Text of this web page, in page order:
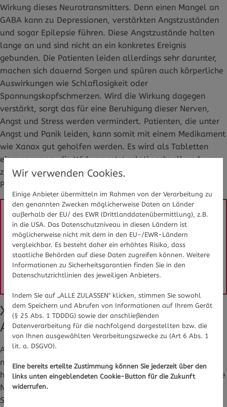
Wirkung dieses Neurotransmitters. Denn einen Mangel an
GABA kann zu Depressionen, verstärkten Angstzuständen
und sogar Epilepsie führen. Diese Angstzustände halten
lange an und sind nicht an ein konkretes Ereignis
gebunden. Die Patienten leiden allerdings sehr darunter,
machen sich dauernd Sorgen und spüren auch körperliche
Auswirkungen wie Schlaflosigkeit oder
Spannungskopfschmerzen. Wird die Wirkung dagegen
verstärkt, sorgt das für eine Beruhigung dieser Nerven,
Angst und Stress werden vermindert. Patienten, die unter
Angst und Panik leiden, kann somit mit einem Medikament
wie Xanax gut geholfen werden. Es wird als Tabletten
eingenommen, die Wirkung setzt relativ schnell und
zuverlässig ein und kann so auch in akuten Angst- und
Paniksituationen gut wirken.
Sie haben Fragen zu Xanax oder
Medikamenten/Wirkstoffen im Allgemeinen?
Gesundheits-Experten und -Expertinnen aus Ihrer
Region beraten Sie gerne.Hier gelangen Sie zur
Expertensuche.
Xanax nur unter ärztlicher
Aufsicht einnehmen
Allerdings sollte dies nur unter ärztlicher Aufsicht und
nicht über längere Zeit angewendet werden - denn Xanax
hat neben den erwünschten Wirkungen auch unerwünschte
Nebenwirkungen. Diese sind unter anderem Müdigkeit und
Schläfrigkeit, was auch zur Beeinträchtigung der
Wir verwenden Cookies.
Einige Anbieter übermitteln im Rahmen von der Verarbeitung zu
den genannten Zwecken möglicherweise Daten an Länder
außerhalb der EU/ des EWR (Drittlanddatenübermittlung), z.B.
in die USA. Das Datenschutzniveau in diesen Ländern ist
möglicherweise nicht mit dem in den EU-/EWR-Ländern
vergleichbar. Es besteht daher ein erhöhtes Risiko, dass
staatliche Behörden auf diese Daten zugreifen können. Weitere
Informationen zu Sicherheitsgarantien finden Sie in den
Datenschutzrichtlinien des jeweiligen Anbieters.
Indem Sie auf „ALLE ZULASSEN" klicken, stimmen Sie sowohl
dem Speichern und Abrufen von Informationen auf Ihrem Gerät
(§ 25 Abs. 1 TDDDG) sowie der anschließenden
Datenverarbeitung für die nachfolgend dargestellten bzw. die
von Ihnen ausgewählten Verarbeitungszwecke zu (Art 6 Abs. 1
lit. a. DSGVO).
Eine bereits erteilte Zustimmung können Sie jederzeit über den
links unten eingeblendeten Cookie-Button für die Zukunft
widerrufen.